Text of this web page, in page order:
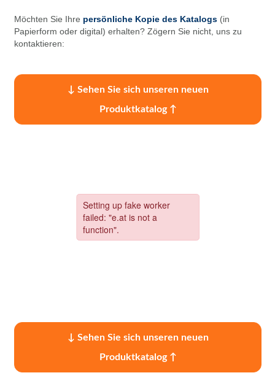
Möchten Sie Ihre persönliche Kopie des Katalogs (in
Papierform oder digital) erhalten? Zögern Sie nicht, uns zu
kontaktieren:
↓ Sehen Sie sich unseren neuen
Produktkatalog ↑
↓ Sehen Sie sich unseren neuen
Produktkatalog ↑